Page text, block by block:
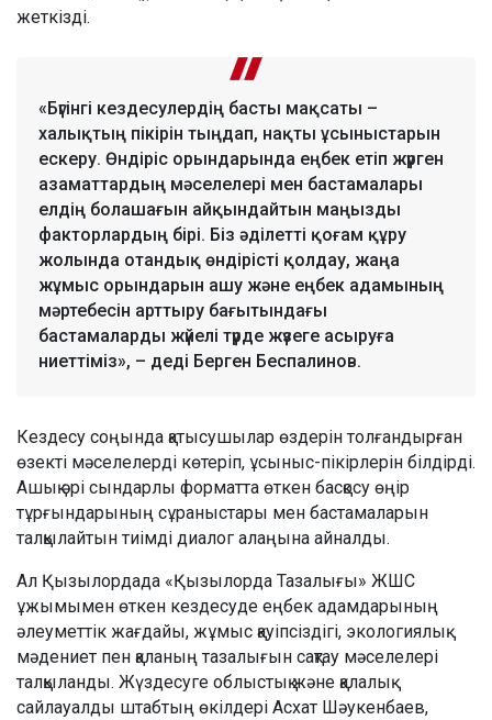
жеткізді.
«Бүгінгі кездесулердің басты мақсаты –
халықтың пікірін тыңдап, нақты ұсыныстарын
ескеру. Өндіріс орындарында еңбек етіп жүрген
азаматтардың мәселелері мен бастамалары
елдің болашағын айқындайтын маңызды
факторлардың бірі. Біз әділетті қоғам құру
жолында отандық өндірісті қолдау, жаңа
жұмыс орындарын ашу және еңбек адамының
мәртебесін арттыру бағытындағы
бастамаларды жүйелі түрде жүзеге асыруға
ниеттіміз», – деді Берген Беспалинов.
Кездесу соңында қатысушылар өздерін толғандырған
өзекті мәселелерді көтеріп, ұсыныс-пікірлерін білдірді.
Ашық әрі сындарлы форматта өткен басқосу өңір
тұрғындарының сұраныстары мен бастамаларын
талқылайтын тиімді диалог алаңына айналды.
Ал Қызылордада «Қызылорда Тазалығы» ЖШС
ұжымымен өткен кездесуде еңбек адамдарының
әлеуметтік жағдайы, жұмыс қауіпсіздігі, экологиялық
мәдениет пен қаланың тазалығын сақтау мәселелері
талқыланды. Жүздесуге облыстық және қалалық
сайлауалды штабтың өкілдері Асхат Шәукенбаев,